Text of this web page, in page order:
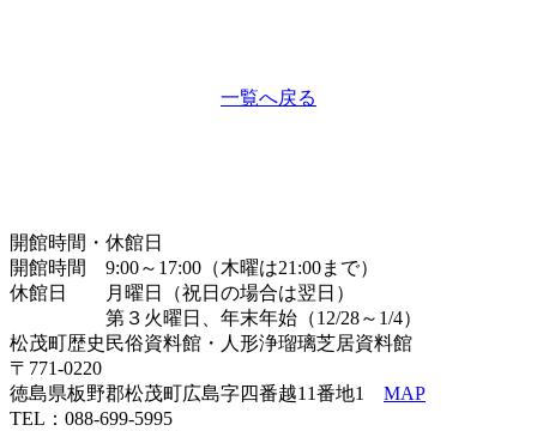
一覧へ戻る
開館時間・休館日
開館時間 9:00～17:00（木曜は21:00まで）
休館日 月曜日（祝日の場合は翌日）
第３火曜日、年末年始（12/28～1/4）
松茂町歴史民俗資料館・人形浄瑠璃芝居資料館
〒771-0220
徳島県板野郡松茂町広島字四番越11番地1 MAP
TEL：088-699-5995